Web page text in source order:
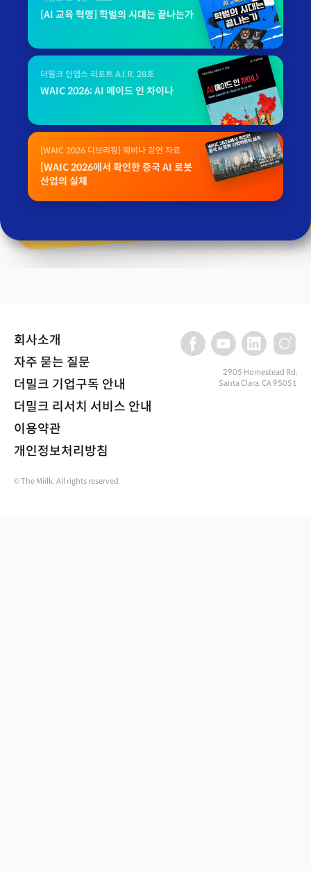
[AI 교육 혁명] 학벌의 시대는 끝나는가
더밀크 인뎁스 리포트 A.I.R. 28호
WAIC 2026: AI 메이드 인 차이나
[WAIC 2026 디브리핑] 웨비나 강연 자료
[WAIC 2026에서 확인한 중국 AI 로봇
산업의 실체
회사소개
자주 묻는 질문
더밀크 기업구독 안내
더밀크 리서치 서비스 안내
이용약관
개인정보처리방침
2905 Homestead Rd,
Santa Clara, CA 95051
© The Miilk. All rights reserved.